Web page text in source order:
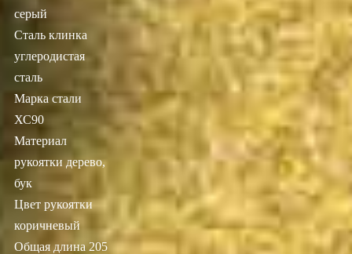
серый
Сталь клинка
углеродистая
сталь
Марка стали
ХС90
Материал
рукоятки дерево,
бук
Цвет рукоятки
коричневый
Общая длина 205